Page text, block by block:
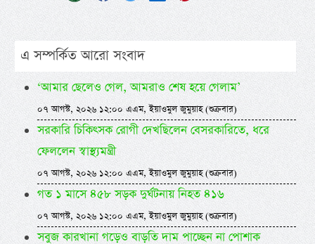
এ সম্পর্কিত আরো সংবাদ
‘আমার ছেলেও গেল, আমরাও শেষ হয়ে গেলাম’
০৭ আগস্ট, ২০২৬ ১২:০০ এএম, ইয়াওমুল জুমুয়াহ (শুক্রবার)
সরকারি চিকিৎসক রোগী দেখছিলেন বেসরকারিতে, ধরে
ফেললেন স্বাস্থ্যমন্ত্রী
০৭ আগস্ট, ২০২৬ ১২:০০ এএম, ইয়াওমুল জুমুয়াহ (শুক্রবার)
গত ১ মাসে ৪৫৮ সড়ক দুর্ঘটনায় নিহত ৪১৬
০৭ আগস্ট, ২০২৬ ১২:০০ এএম, ইয়াওমুল জুমুয়াহ (শুক্রবার)
সবুজ কারখানা গড়েও বাড়তি দাম পাচ্ছেন না পোশাক